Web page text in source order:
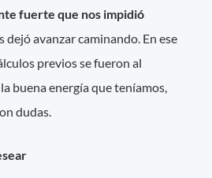
fuerte que nos impidió
dejó avanzar caminando. En ese
previos se fueron al
buena energía que teníamos,
dudas.